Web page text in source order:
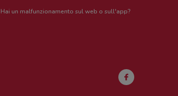
Hai un malfunzionamento sul web o sull'app?